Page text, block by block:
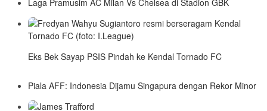
Laga Pramusim AC Milan Vs Chelsea di Stadion GBK
Eks Bek Sayap PSIS Pindah ke Kendal Tornado FC
Piala AFF: Indonesia Dijamu Singapura dengan Rekor Minor